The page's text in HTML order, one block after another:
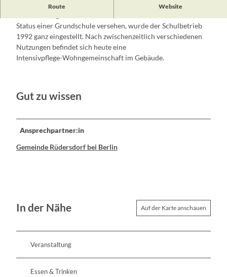
Route Website
alte Schule Herzfelde
wurde 1884 als zweistöckiger,
Status einer Grundschule versehen, wurde der Schulbetrieb
1992 ganz eingestellt. Nach zwischenzeitlich verschiedenen
Nutzungen befindet sich heute eine
Intensivpflege-Wohngemeinschaft im Gebäude.
Gut zu wissen
Ansprechpartner:in
Gemeinde Rüdersdorf bei Berlin
In der Nähe Auf der Karte anschauen
Veranstaltung
Essen & Trinken